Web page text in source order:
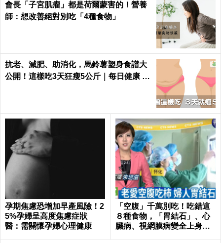
會長「子宮肌瘤」都是荷爾蒙害的！營養
師：想改善絕對別吃「4種食物」
抗老、減肥、助消化，馬鈴薯塑身食譜大
公開！這樣吃3天狂瘦5公斤｜每日健康 H
孕期焦慮恐增加早產風險！2
5%孕婦呈高度焦慮症狀
醫：需關懷孕婦心理健康
「空腹」千萬別吃！吃錯這
８種食物，「胃結石」、心
臟病、視網膜病變全上身｜